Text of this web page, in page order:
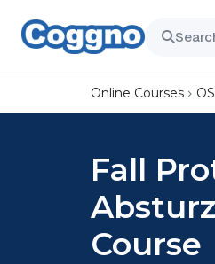
Online Courses
Fall
Course